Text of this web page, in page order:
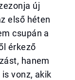
új
első héten
csupán a
érkező
hanem
vonz, akik